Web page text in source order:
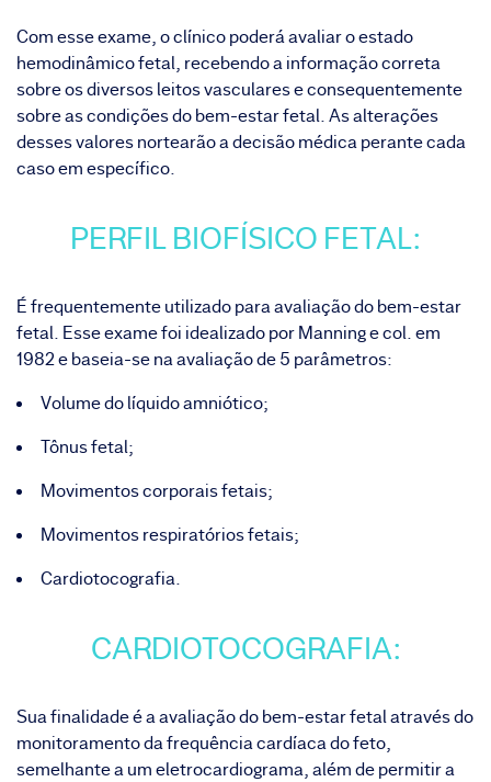
Com esse exame, o clínico poderá avaliar o estado
hemodinâmico fetal, recebendo a informação correta
sobre os diversos leitos vasculares e consequentemente
sobre as condições do bem-estar fetal. As alterações
desses valores nortearão a decisão médica perante cada
caso em específico.
PERFIL BIOFÍSICO FETAL:
É frequentemente utilizado para avaliação do bem-estar
fetal. Esse exame foi idealizado por Manning e col. em
1982 e baseia-se na avaliação de 5 parâmetros:
Volume do líquido amniótico;
Tônus fetal;
Movimentos corporais fetais;
Movimentos respiratórios fetais;
Cardiotocografia.
CARDIOTOCOGRAFIA:
Sua finalidade é a avaliação do bem-estar fetal através do
monitoramento da frequência cardíaca do feto,
semelhante a um eletrocardiograma, além de permitir a